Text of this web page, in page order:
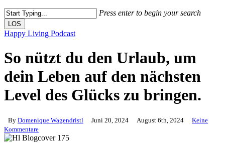
Press enter to begin your search
LOS
Close
Happy Living Podcast
So nützt du den Urlaub, um
dein Leben auf den nächsten
Level des Glücks zu bringen.
By Domenique Wagendristl Juni 20, 2024 August 6th, 2024
Keine
Kommentare